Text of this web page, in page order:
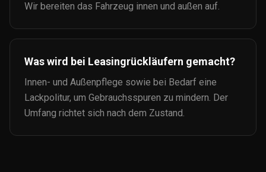
Wir bereiten das Fahrzeug innen und außen auf.
Was wird bei Leasingrückläufern gemacht?
Innen- und Außenpflege sowie bei Bedarf eine
Lackpolitur, um Gebrauchsspuren zu mindern. Der
Umfang richtet sich nach dem Zustand.